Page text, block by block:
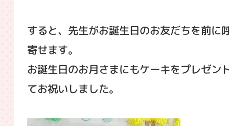
すると、先生がお誕生日のお友だちを前に
寄せます。
お誕生日のお月さまにもケーキをプレゼン
てお祝いしました。